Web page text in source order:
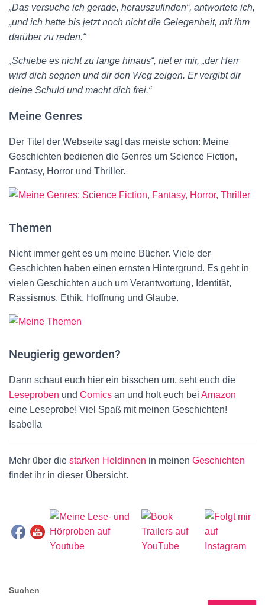
„Das versuche ich gerade, herauszufinden“, antwortete ich,
„und ich hatte bis jetzt noch nicht die Gelegenheit, mit ihm
darüber zu reden.“
„Schiebe es nicht zu lange hinaus“, riet er mir, „der Herr
wird dich segnen und dir den Weg zeigen. Er vergibt dir
deine Schuld und macht dich frei.“
Meine Genres
Der Titel der Webseite sagt das meiste schon: Meine
Geschichten bedienen die Genres um Science Fiction,
Fantasy, Horror und Thriller.
Themen
Nicht immer geht es um meine Bücher. Viele der
Geschichten haben einen ernsten Hintergrund. Es geht in
vielen Geschichten auch um Verantwortung, Identität,
Rassismus, Ethik, Hoffnung und Glaube.
Neugierig geworden?
Dann schaut euch hier ein bisschen um, seht euch die
Leseproben und Comics an und holt euch bei Amazon
eine Leseprobe! Viel Spaß mit meinen Geschichten!
Isabella
Mehr über die starken Heldinnen in meinen Geschichten
findet ihr in dieser Übersicht.
Suchen